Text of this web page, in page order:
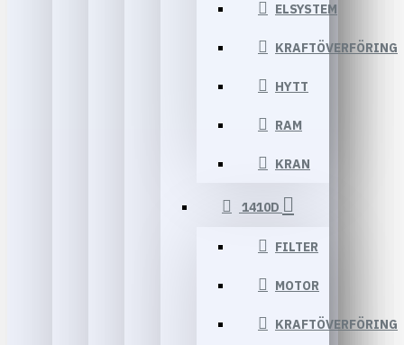
ELSYSTEM
KRAFTÖVERFÖRING
HYTT
RAM
KRAN
1410D
FILTER
MOTOR
KRAFTÖVERFÖRING